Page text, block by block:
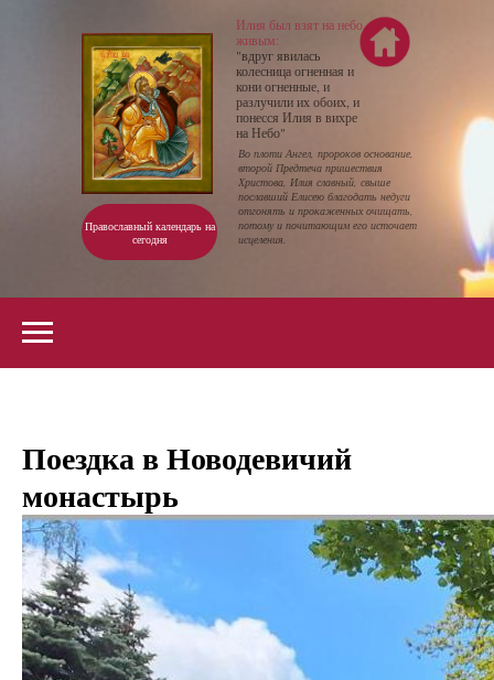
Во плоти Ангел, пророков основание,
второй Предтеча пришествия
Христова, Илия славный, свыше
пославший Елисею благодать недуги
отгонять и прокаженных очищать,
потому и почитающим его источает
исцеления.
Илия был взят на небо
живым:
"вдруг явилась
колесница огненная и
кони огненные, и
разлучили их обоих, и
понесся Илия в вихре
на Небо"
Православный календарь на
сегодня
Поездка в Новодевичий
монастырь